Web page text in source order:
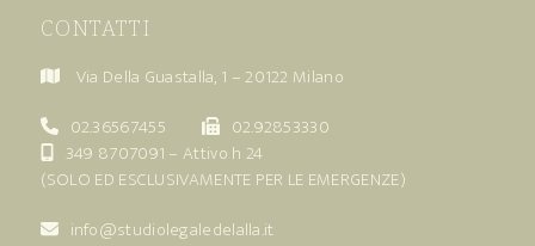
CONTATTI
Via Della Guastalla, 1 – 20122 Milano
02.36567455
02.92853330
349 8707091 – Attivo h 24
(SOLO ED ESCLUSIVAMENTE PER LE EMERGENZE)
info@studiolegaledelalla.it